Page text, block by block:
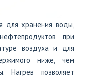
для хранения воды,
при
воздуха и для
ниже, чем
Нагрев позволяет